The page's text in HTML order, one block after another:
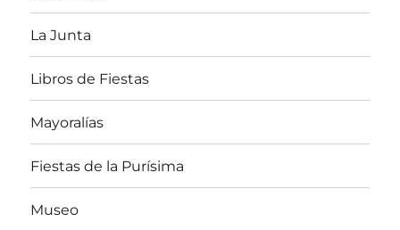
La Junta
Libros de Fiestas
Mayoralías
Fiestas de la Purísima
Museo